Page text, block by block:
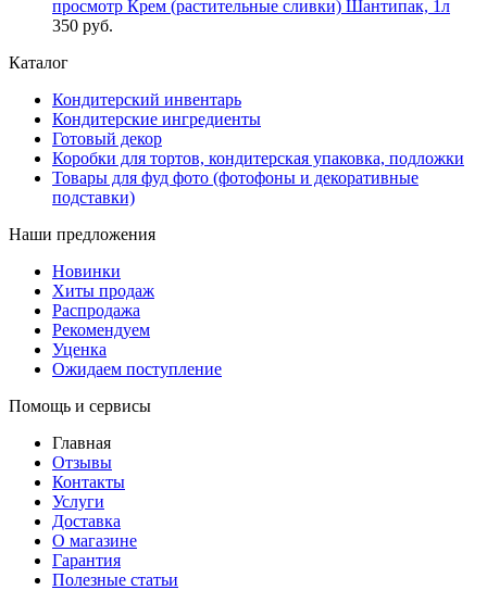
просмотр Крем (растительные сливки) Шантипак, 1л
350 руб.
Каталог
Кондитерский инвентарь
Кондитерские ингредиенты
Готовый декор
Коробки для тортов, кондитерская упаковка, подложки
Товары для фуд фото (фотофоны и декоративные
подставки)
Наши предложения
Новинки
Хиты продаж
Распродажа
Рекомендуем
Уценка
Ожидаем поступление
Помощь и сервисы
Главная
Отзывы
Контакты
Услуги
Доставка
О магазине
Гарантия
Полезные статьи